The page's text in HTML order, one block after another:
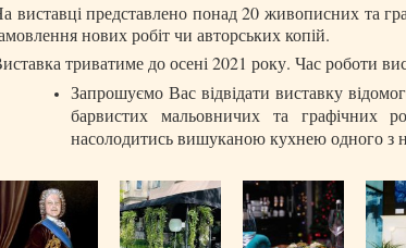
виставці представлено понад 20 живописних та
нових робіт чи авторських копій.
триватиме до осені 2021 року. Час роботи
Запрошуємо Вас відвідати виставку
барвистих мальовничих та графічних
насолодитись вишуканою кухнею одного з